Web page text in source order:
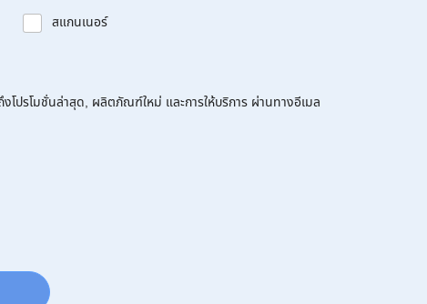
สแกนเนอร์
ปรโมชั่นล่าสุด, ผลิตภัณฑ์ใหม่ และการให้บริการ ผ่านทางอีเมล